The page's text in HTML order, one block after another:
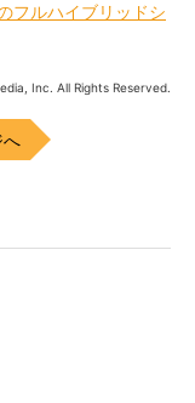
フルハイブリッドシ
Inc. All Rights Reserved.
へ